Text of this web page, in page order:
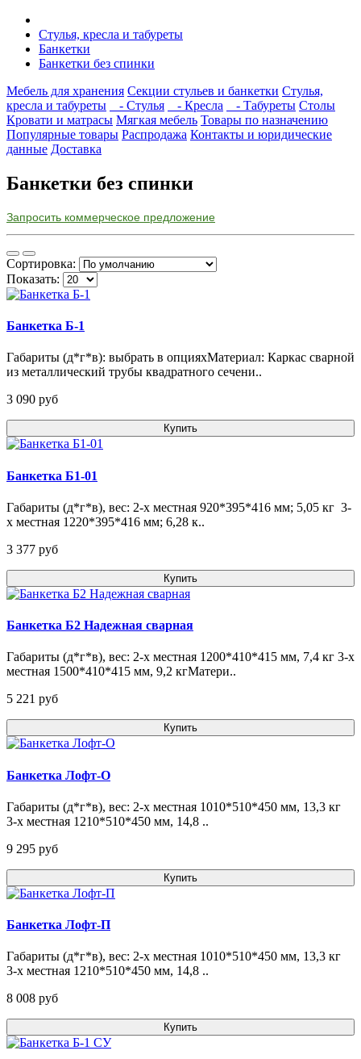
Стулья, кресла и табуреты
Банкетки
Банкетки без спинки
Мебель для хранения Секции стульев и банкетки Стулья,
кресла и табуреты
- Стулья - Кресла - Табуреты Столы
Кровати и матрасы Мягкая мебель Товары по назначению
Популярные товары Распродажа Контакты и юридические
данные Доставка
Банкетки без спинки
Запросить коммерческое предложение
Сортировка:
Показать:
Банкетка Б-1
Габариты (д*г*в): выбрать в опцияхМатериал: Каркас сварной
из металлический трубы квадратного сечени..
3 090 pуб
Купить
Банкетка Б1-01
Габариты (д*г*в), вес: 2-х местная 920*395*416 мм; 5,05 кг 3-
х местная 1220*395*416 мм; 6,28 к..
3 377 pуб
Купить
Банкетка Б2 Надежная сварная
Габариты (д*г*в), вес: 2-х местная 1200*410*415 мм, 7,4 кг 3-х
местная 1500*410*415 мм, 9,2 кгМатери..
5 221 pуб
Купить
Банкетка Лофт-O
Габариты (д*г*в), вес: 2-х местная 1010*510*450 мм, 13,3 кг
3-х местная 1210*510*450 мм, 14,8 ..
9 295 pуб
Купить
Банкетка Лофт-П
Габариты (д*г*в), вес: 2-х местная 1010*510*450 мм, 13,3 кг
3-х местная 1210*510*450 мм, 14,8 ..
8 008 pуб
Купить